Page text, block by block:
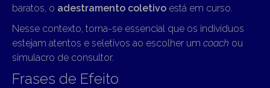
baratos, o adestramento coletivo está em curso.
Nesse contexto, torna-se essencial que os indivíduos
estejam atentos e seletivos ao escolher um coach ou
simulacro de consultor.
Frases de Efeito